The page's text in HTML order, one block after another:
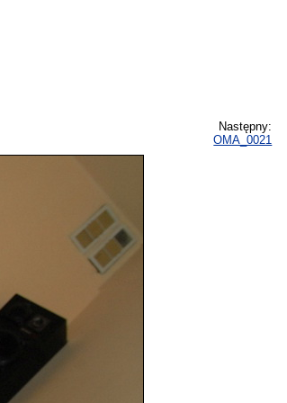
Następny:
OMA_0021